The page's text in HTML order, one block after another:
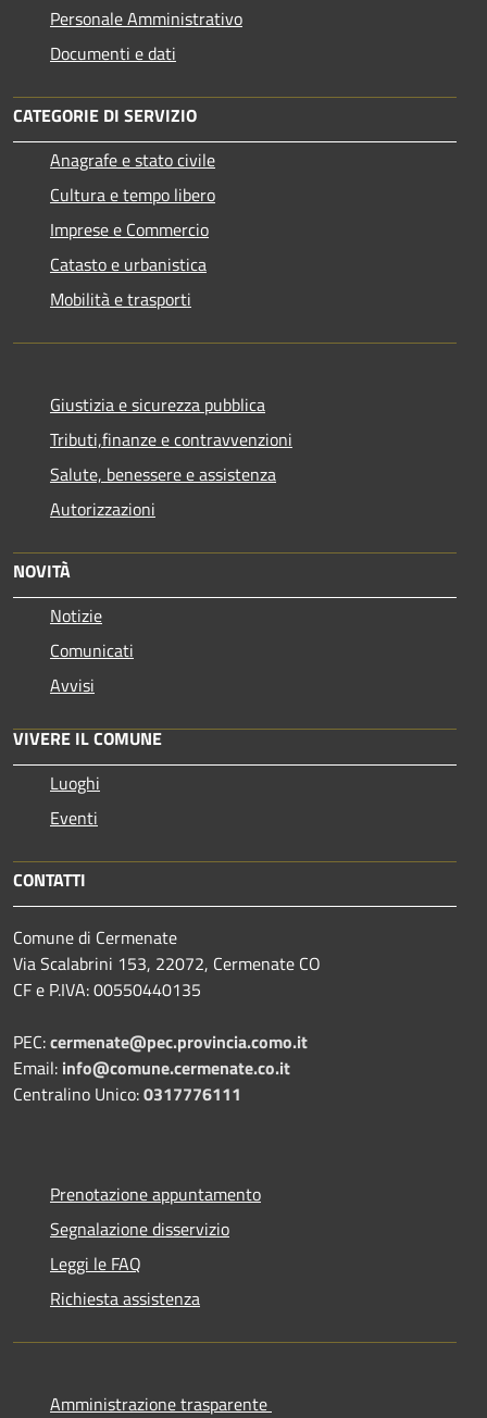
Personale Amministrativo
Documenti e dati
CATEGORIE DI SERVIZIO
Anagrafe e stato civile
Cultura e tempo libero
Imprese e Commercio
Catasto e urbanistica
Mobilità e trasporti
Giustizia e sicurezza pubblica
Tributi,finanze e contravvenzioni
Salute, benessere e assistenza
Autorizzazioni
NOVITÀ
Notizie
Comunicati
Avvisi
VIVERE IL COMUNE
Luoghi
Eventi
CONTATTI
Comune di Cermenate
Via Scalabrini 153, 22072, Cermenate CO
CF e P.IVA: 00550440135
PEC:cermenate@pec.provincia.como.it
Email: info@comune.cermenate.co.it
Centralino Unico:0317776111
Prenotazione appuntamento
Segnalazione disservizio
Leggi le FAQ
Richiesta assistenza
Amministrazione trasparente